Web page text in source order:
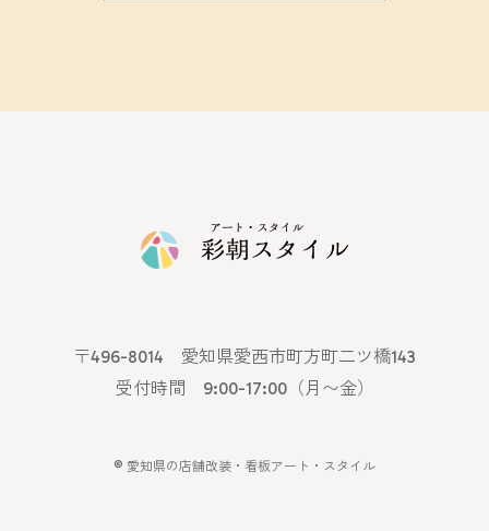
〒496-8014 愛知県愛西市町方町二ツ橋143
受付時間 9:00-17:00（月〜金）
© 愛知県の店舗改装・看板アート・スタイル